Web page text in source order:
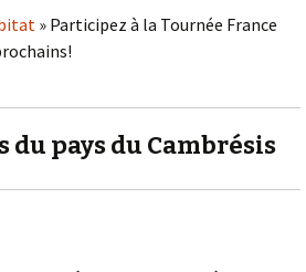
» Participez à la Tournée France
du pays du Cambrésis